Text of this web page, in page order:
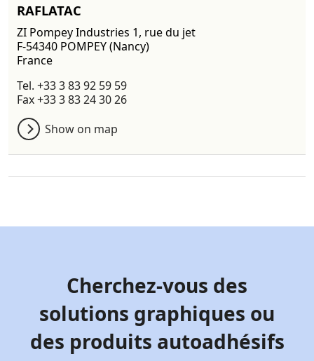
RAFLATAC
ZI Pompey Industries 1, rue du jet
F-54340 POMPEY (Nancy)
France
Tel. +33 3 83 92 59 59
Fax +33 3 83 24 30 26
Show on map
Cherchez-vous des
solutions graphiques ou
des produits autoadhésifs